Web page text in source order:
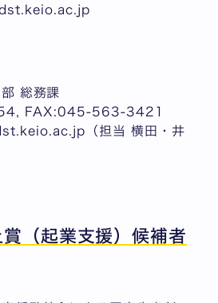
総務課
FAX:045-563-3421
（担当 横田・井
（起業支援）候補者